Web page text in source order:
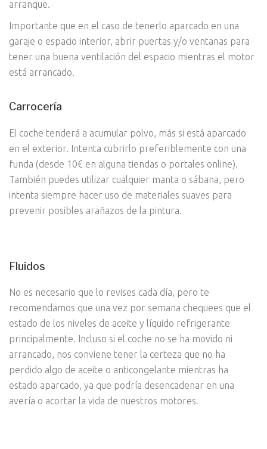
arranque.
Importante que en el caso de tenerlo aparcado en una
garaje o espacio interior, abrir puertas y/o ventanas para
tener una buena ventilación del espacio mientras el motor
está arrancado.
Carrocería
El coche tenderá a acumular polvo, más si está aparcado
en el exterior. Intenta cubrirlo preferiblemente con una
funda (desde 10€ en alguna tiendas o portales online).
También puedes utilizar cualquier manta o sábana, pero
intenta siempre hacer uso de materiales suaves para
prevenir posibles arañazos de la pintura.
Fluidos
No es necesario que lo revises cada día, pero te
recomendamos que una vez por semana chequees que el
estado de los niveles de aceite y líquido refrigerante
principalmente. Incluso si el coche no se ha movido ni
arrancado, nos conviene tener la certeza que no ha
perdido algo de aceite o anticongelante mientras ha
estado aparcado, ya que podría desencadenar en una
avería o acortar la vida de nuestros motores.